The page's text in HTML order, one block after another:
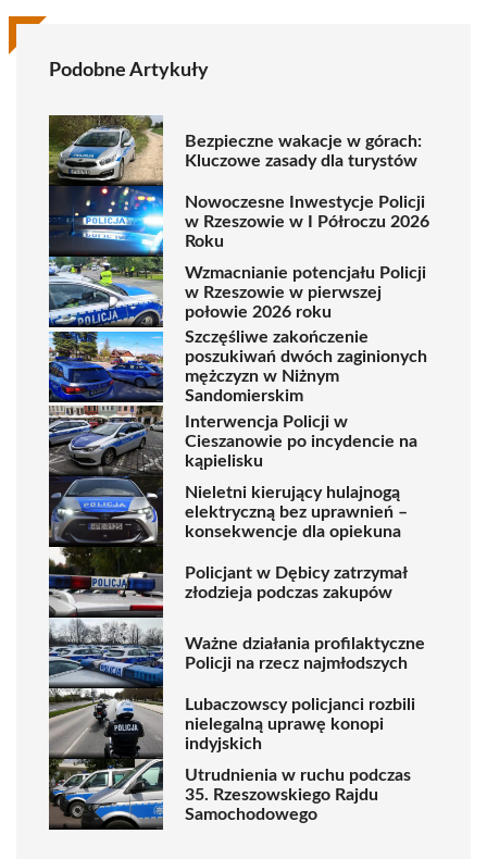
Podobne Artykuły
Bezpieczne wakacje w górach:
Kluczowe zasady dla turystów
Nowoczesne Inwestycje Policji
w Rzeszowie w I Półroczu 2026
Roku
Wzmacnianie potencjału Policji
w Rzeszowie w pierwszej
połowie 2026 roku
Szczęśliwe zakończenie
poszukiwań dwóch zaginionych
mężczyzn w Niżnym
Sandomierskim
Interwencja Policji w
Cieszanowie po incydencie na
kąpielisku
Nieletni kierujący hulajnogą
elektryczną bez uprawnień –
konsekwencje dla opiekuna
Policjant w Dębicy zatrzymał
złodzieja podczas zakupów
Ważne działania profilaktyczne
Policji na rzecz najmłodszych
Lubaczowscy policjanci rozbili
nielegalną uprawę konopi
indyjskich
Utrudnienia w ruchu podczas
35. Rzeszowskiego Rajdu
Samochodowego